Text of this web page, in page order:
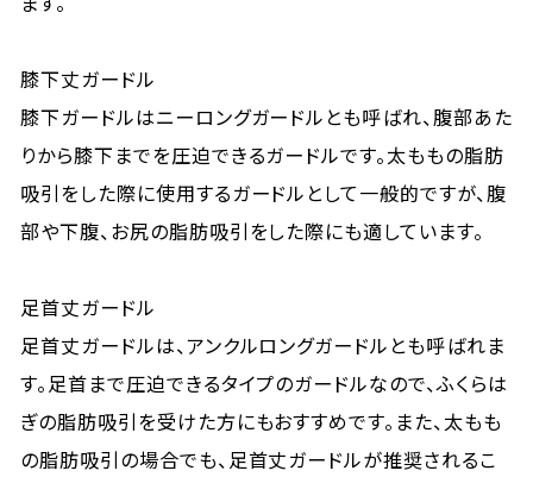
膝下丈ガードル
膝下ガードルはニーロングガードルとも呼ばれ、腹部あた
りから膝下までを圧迫できるガードルです。太ももの脂肪
吸引をした際に使用するガードルとして一般的ですが、腹
部や下腹、お尻の脂肪吸引をした際にも適しています。
足首丈ガードル
足首丈ガードルは、アンクルロングガードルとも呼ばれま
す。足首まで圧迫できるタイプのガードルなので、ふくらは
ぎの脂肪吸引を受けた方にもおすすめです。また、太もも
の脂肪吸引の場合でも、足首丈ガードルが推奨されるこ